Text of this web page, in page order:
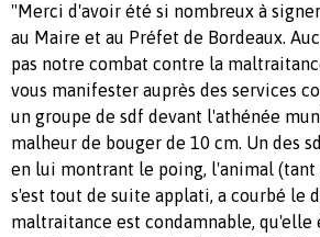
"Merci d'avoir été si nombreux à
au Maire et au Préfet de Bordeaux.
pas notre combat contre la
vous manifester auprès des services
un groupe de sdf devant l'athénée
malheur de bouger de 10 cm. Un des
en lui montrant le poing, l'animal
s'est tout de suite applati, a courbé le
maltraitance est condamnable,